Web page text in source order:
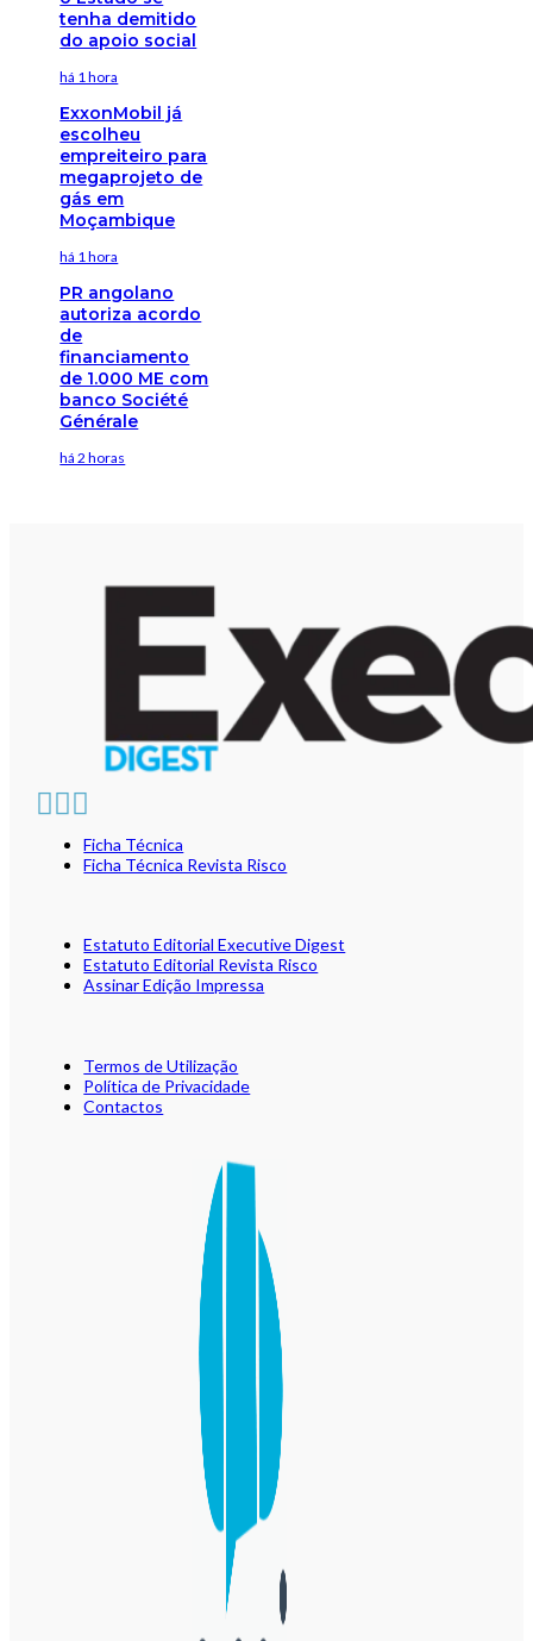
tenha demitido
do apoio social
há 1 hora
ExxonMobil já
escolheu
empreiteiro para
megaprojeto de
gás em
Moçambique
há 1 hora
PR angolano
autoriza acordo
de
financiamento
de 1.000 ME com
banco Société
Générale
há 2 horas
Ficha Técnica
Ficha Técnica Revista Risco
Estatuto Editorial Executive Digest
Estatuto Editorial Revista Risco
Assinar Edição Impressa
Termos de Utilização
Política de Privacidade
Contactos